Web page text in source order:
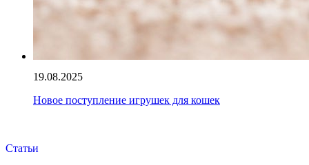
19.08.2025
Новое поступление игрушек для кошек
Статьи